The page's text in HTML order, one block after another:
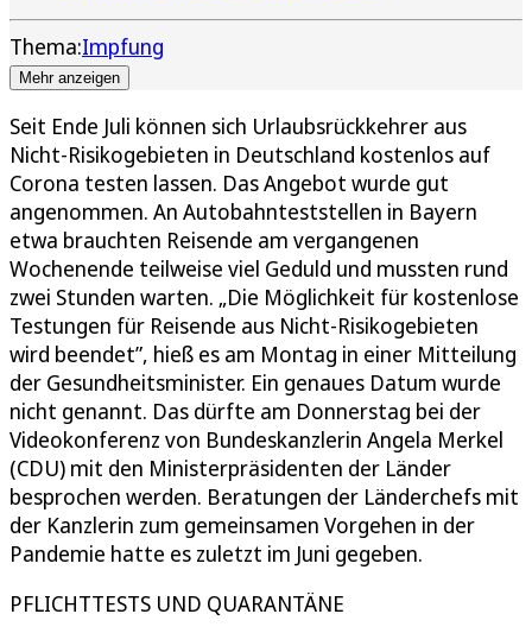
Thema:Impfung
Mehr anzeigen
Seit Ende Juli können sich Urlaubsrückkehrer aus
Nicht-Risikogebieten in Deutschland kostenlos auf
Corona testen lassen. Das Angebot wurde gut
angenommen. An Autobahnteststellen in Bayern
etwa brauchten Reisende am vergangenen
Wochenende teilweise viel Geduld und mussten rund
zwei Stunden warten. „Die Möglichkeit für kostenlose
Testungen für Reisende aus Nicht-Risikogebieten
wird beendet”, hieß es am Montag in einer Mitteilung
der Gesundheitsminister. Ein genaues Datum wurde
nicht genannt. Das dürfte am Donnerstag bei der
Videokonferenz von Bundeskanzlerin Angela Merkel
(CDU) mit den Ministerpräsidenten der Länder
besprochen werden. Beratungen der Länderchefs mit
der Kanzlerin zum gemeinsamen Vorgehen in der
Pandemie hatte es zuletzt im Juni gegeben.
PFLICHTTESTS UND QUARANTÄNE